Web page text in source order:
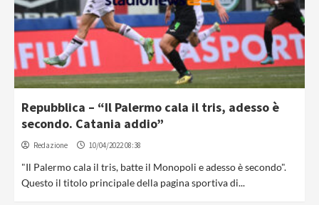
Repubblica – “Il Palermo cala il tris, adesso è
secondo. Catania addio”
Redazione 10/04/2022 08:38
"Il Palermo cala il tris, batte il Monopoli e adesso è secondo".
Questo il titolo principale della pagina sportiva di...